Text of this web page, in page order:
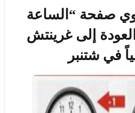
صفحة “الساعة
العودة إلى غرينتش
في شتنبر